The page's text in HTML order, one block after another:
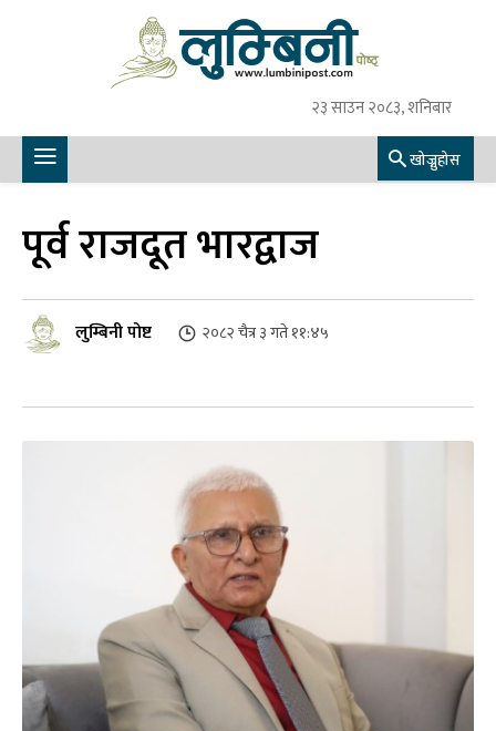
२३ साउन २०८३, शनिबार
खोज्नुहोस
पूर्व राजदूत भारद्वाज
लुम्बिनी पोष्ट २०८२ चैत्र ३ गते ११:४५